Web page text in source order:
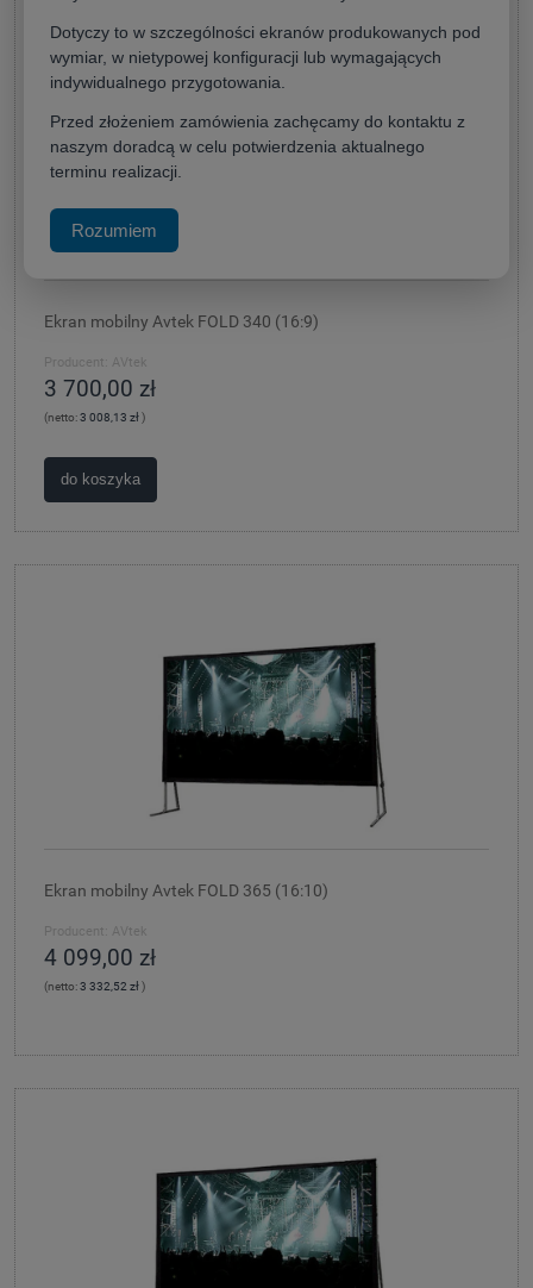
Ekran mobilny Avtek FOLD 340 (16:9)
Producent: AVtek
3 700,00 zł
(netto:3 008,13 zł)
do koszyka
Ekran mobilny Avtek FOLD 365 (16:10)
Producent: AVtek
4 099,00 zł
(netto:3 332,52 zł)
Dotyczy to w szczególności ekranów produkowanych pod
wymiar, w nietypowej konfiguracji lub wymagających
indywidualnego przygotowania.
Przed złożeniem zamówienia zachęcamy do kontaktu z
naszym doradcą w celu potwierdzenia aktualnego
terminu realizacji.
Rozumiem